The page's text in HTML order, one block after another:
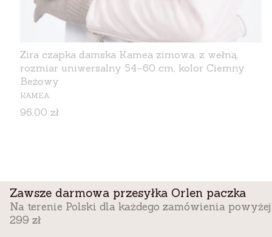
Zira czapka damska Kamea zimowa, z wełną,
rozmiar uniwersalny 54–60 cm, kolor Ciemny
Beżowy
PRODUCENT
KAMEA
Cena
96,00 zł
Zawsze darmowa przesyłka Orlen paczka
Na terenie Polski dla każdego zamówienia powyżej
299 zł